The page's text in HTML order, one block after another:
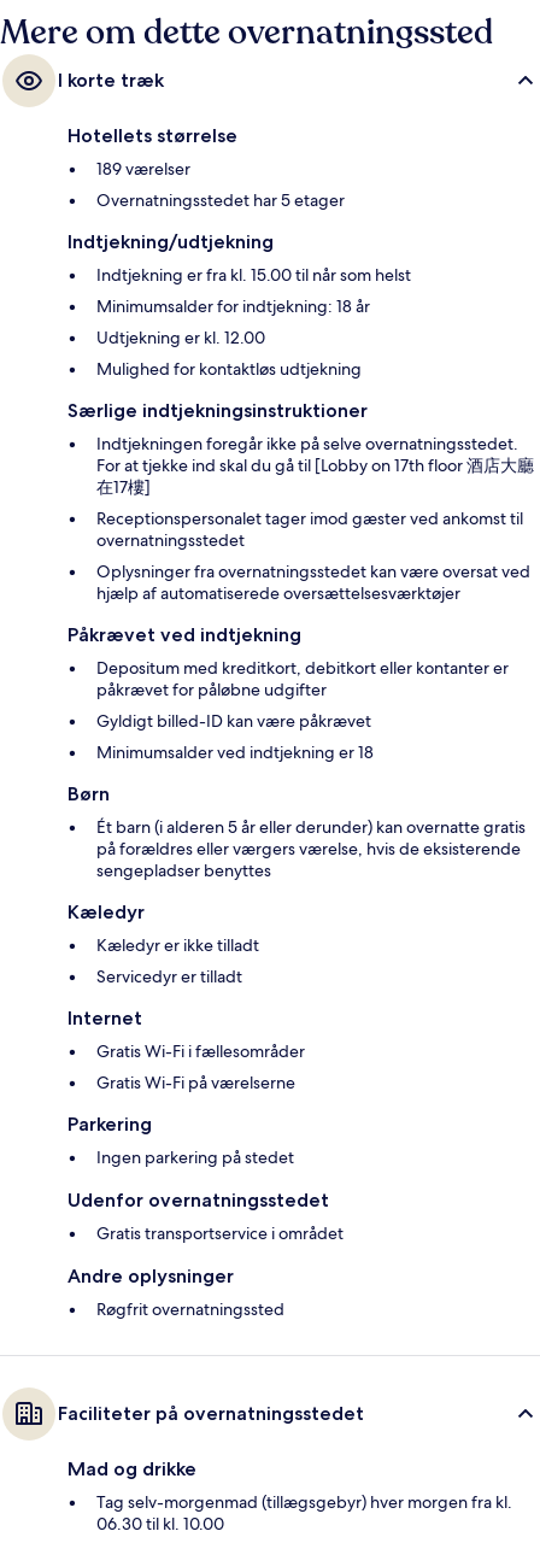
Mere om dette overnatningssted
I korte træk
Hotellets størrelse
189 værelser
Overnatningsstedet har 5 etager
Indtjekning/udtjekning
Indtjekning er fra kl. 15.00 til når som helst
Minimumsalder for indtjekning: 18 år
Udtjekning er kl. 12.00
Mulighed for kontaktløs udtjekning
Særlige indtjekningsinstruktioner
Indtjekningen foregår ikke på selve overnatningsstedet.
For at tjekke ind skal du gå til [Lobby on 17th floor 酒店大廳
在17樓]
Receptionspersonalet tager imod gæster ved ankomst til
overnatningsstedet
Oplysninger fra overnatningsstedet kan være oversat ved
hjælp af automatiserede oversættelsesværktøjer
Påkrævet ved indtjekning
Depositum med kreditkort, debitkort eller kontanter er
påkrævet for påløbne udgifter
Gyldigt billed-ID kan være påkrævet
Minimumsalder ved indtjekning er 18
Børn
Ét barn (i alderen 5 år eller derunder) kan overnatte gratis
på forældres eller værgers værelse, hvis de eksisterende
sengepladser benyttes
Kæledyr
Kæledyr er ikke tilladt
Servicedyr er tilladt
Internet
Gratis Wi-Fi i fællesområder
Gratis Wi-Fi på værelserne
Parkering
Ingen parkering på stedet
Udenfor overnatningsstedet
Gratis transportservice i området
Andre oplysninger
Røgfrit overnatningssted
Faciliteter på overnatningsstedet
Mad og drikke
Tag selv-morgenmad (tillægsgebyr) hver morgen fra kl.
06.30 til kl. 10.00